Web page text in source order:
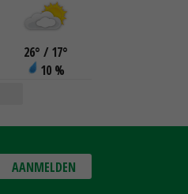
26° / 17°
10 %
AANMELDEN